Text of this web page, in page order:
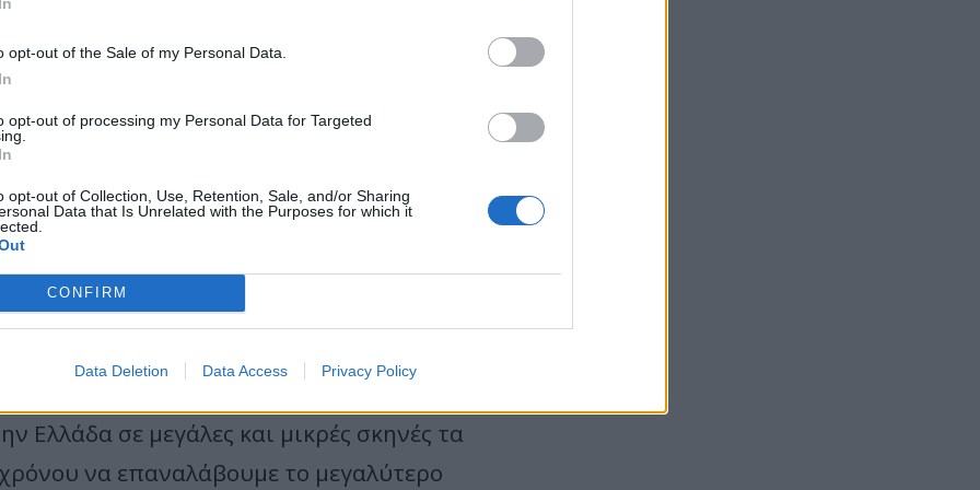
opt-out of the Sale of my Personal Data.
opt-out of processing my Personal Data for Targeted
opt-out of Collection, Use, Retention, Sale, and/or Sharing
Data that Is Unrelated with the Purposes for which it
CONFIRM
Data Deletion Data Access Privacy Policy
τέλος
Ελλάδα σε μεγάλες και μικρές σκηνές τα
να επαναλάβουμε το μεγαλύτερο